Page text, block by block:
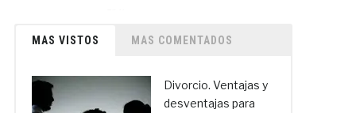
MAS VISTOS MAS COMENTADOS
Divorcio. Ventajas y
desventajas para